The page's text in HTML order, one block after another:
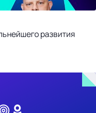
развития